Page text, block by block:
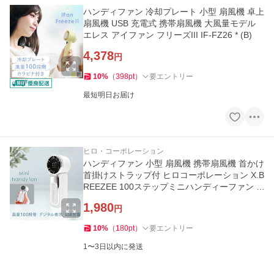
ハンディファン 冷却プレート 小型 扇風機 卓上
扇風機 USB 充電式 携帯扇風機 大風量モデル
エレス アイファン フリーズIII IF-FZ26 * (B)
4,378円
10% （398pt） 要エントリー
最短明日お届け
ヒロ・コーポレーション
ハンディファン 小型 扇風機 携帯扇風機 首かけ
首掛けストラップ付 ヒロコーポレーション X.B
REEZEE 100ステップミニハンディーファン H
1,980円
10% （ 180pt） 要エントリー
1〜3日以内に発送